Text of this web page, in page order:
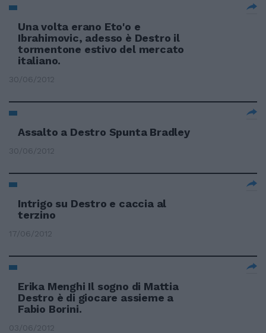
Una volta erano Eto'o e
Ibrahimovic, adesso è Destro il
tormentone estivo del mercato
italiano.
30/06/2012
Assalto a Destro Spunta Bradley
30/06/2012
Intrigo su Destro e caccia al
terzino
17/06/2012
Erika Menghi Il sogno di Mattia
Destro è di giocare assieme a
Fabio Borini.
03/06/2012